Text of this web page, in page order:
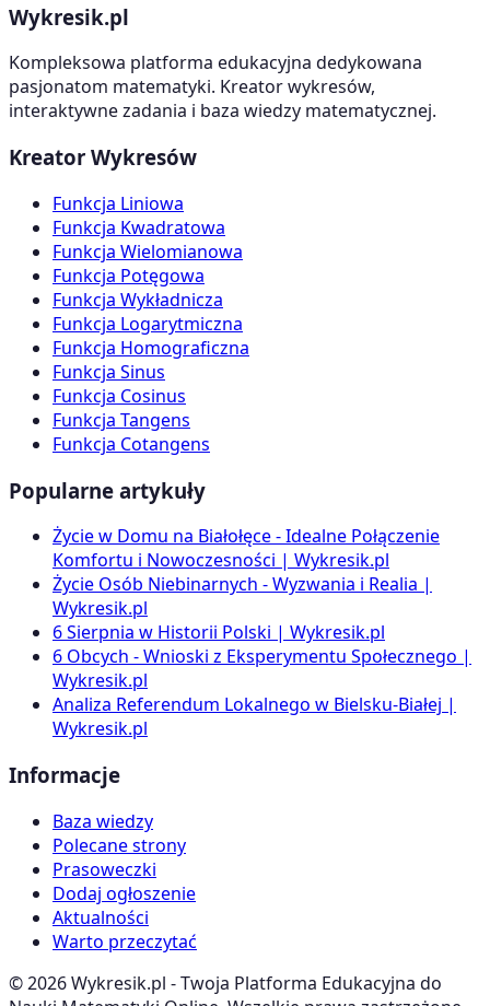
Wykresik.pl
Kompleksowa platforma edukacyjna dedykowana
pasjonatom matematyki. Kreator wykresów,
interaktywne zadania i baza wiedzy matematycznej.
Kreator Wykresów
Funkcja Liniowa
Funkcja Kwadratowa
Funkcja Wielomianowa
Funkcja Potęgowa
Funkcja Wykładnicza
Funkcja Logarytmiczna
Funkcja Homograficzna
Funkcja Sinus
Funkcja Cosinus
Funkcja Tangens
Funkcja Cotangens
Popularne artykuły
Życie w Domu na Białołęce - Idealne Połączenie
Komfortu i Nowoczesności | Wykresik.pl
Życie Osób Niebinarnych - Wyzwania i Realia |
Wykresik.pl
6 Sierpnia w Historii Polski | Wykresik.pl
6 Obcych - Wnioski z Eksperymentu Społecznego |
Wykresik.pl
Analiza Referendum Lokalnego w Bielsku-Białej |
Wykresik.pl
Informacje
Baza wiedzy
Polecane strony
Prasoweczki
Dodaj ogłoszenie
Aktualności
Warto przeczytać
©2026Wykresik.pl - Twoja Platforma Edukacyjna do